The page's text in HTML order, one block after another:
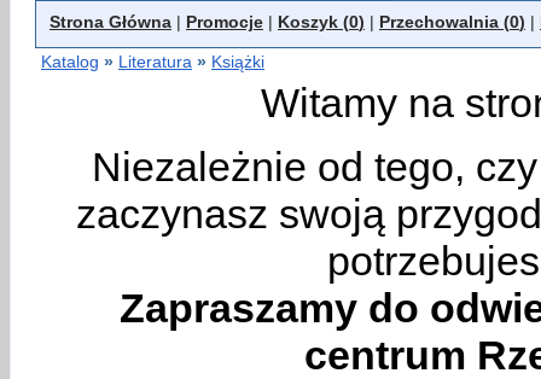
Strona Główna | Promocje | Koszyk (0) | Przechowalnia (0) |
Katalog » Literatura » Książki
Witamy na
Niezależnie od tego,
zaczynasz swoją
Zapraszamy do
centrum